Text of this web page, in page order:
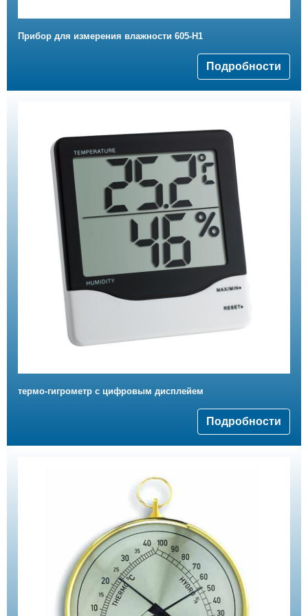
Прибор для измерения влажности 605-H1
Подробности
термо-гигрометр с цифровым дисплейем
Подробности